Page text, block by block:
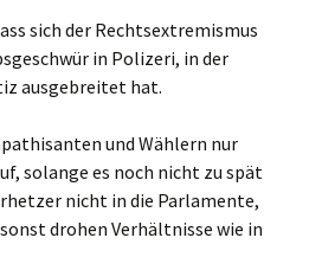
sich der Rechtsextremismus
in Polizeri, in der
ausgebreitet hat.
und Wählern nur
solange es noch nicht zu spät
nicht in die Parlamente,
drohen Verhältnisse wie in